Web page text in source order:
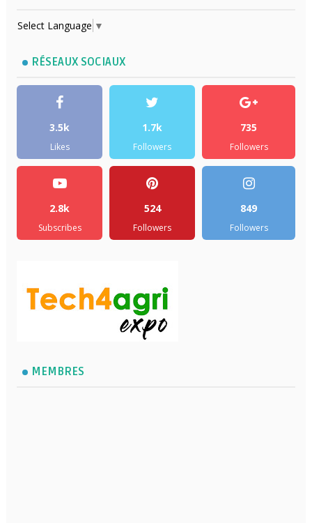
Select Language ▼
RÉSEAUX SOCIAUX
3.5k
Likes
1.7k
Followers
735
Followers
2.8k
Subscribes
524
Followers
849
Followers
MEMBRES